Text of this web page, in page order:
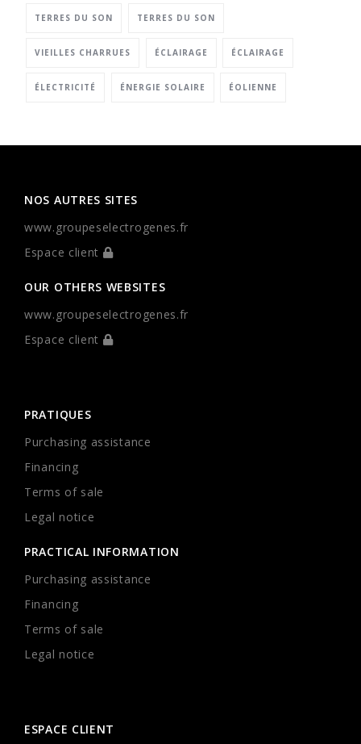
TERRES DU SON TERRES DU SON
VIEILLES CHARRUES ÉCLAIRAGE ÉCLAIRAGE
ÉLECTRICITÉ ÉNERGIE SOLAIRE ÉOLIENNE
NOS AUTRES SITES
www.groupeselectrogenes.fr
Espace client
OUR OTHERS WEBSITES
www.groupeselectrogenes.fr
Espace client
PRATIQUES
Purchasing assistance
Financing
Terms of sale
Legal notice
PRACTICAL INFORMATION
Purchasing assistance
Financing
Terms of sale
Legal notice
ESPACE CLIENT